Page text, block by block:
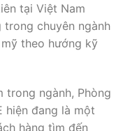
tại Việt Nam
chuyên ngành
theo hướng kỹ
trong ngành, Phòng
hiện đang là một
hàng tìm đến